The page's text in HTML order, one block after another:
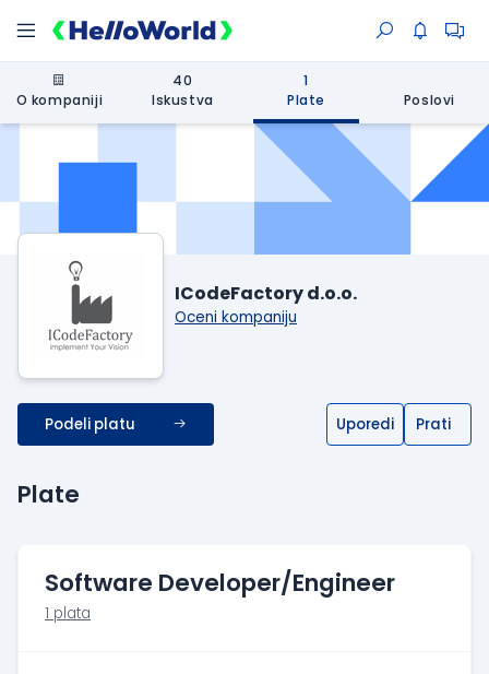
O kompaniji
40
Iskustva
1
Plate
Poslovi
ICodeFactory d.o.o.
Oceni kompaniju
Podeli platu Uporedi Prati
Plate
Software Developer/Engineer
1 plata